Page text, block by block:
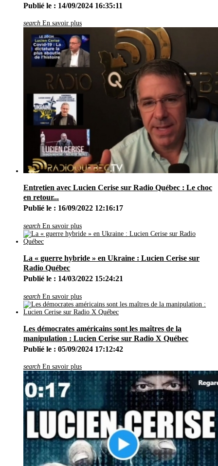
Publié le : 14/09/2024 16:35:11
search En savoir plus
Entretien avec Lucien Cerise sur Radio Québec : Le choc
en retour...
Publié le : 16/09/2022 12:16:17
search En savoir plus
La « guerre hybride » en Ukraine : Lucien Cerise sur
Radio Québec
Publié le : 14/03/2022 15:24:21
search En savoir plus
Les démocrates américains sont les maîtres de la
manipulation : Lucien Cerise sur Radio X Québec
Publié le : 05/09/2024 17:12:42
search En savoir plus